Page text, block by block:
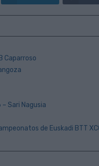
El
Caparroso
– Sari Nagusia
de Euskadi BTT